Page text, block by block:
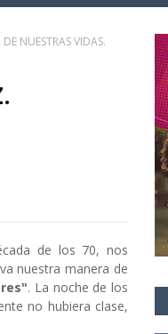
NUESTRAS VIDAS.
de los 70, nos
nuestra manera de
. La noche de los
no hubiera clase,